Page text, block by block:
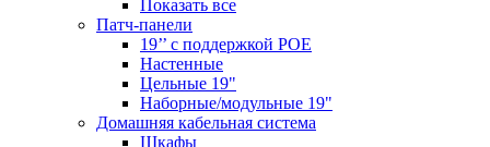
Показать все
Патч-панели
19’’ с поддержкой POE
Настенные
Цельные 19"
Наборные/модульные 19"
Домашняя кабельная система
Шкафы